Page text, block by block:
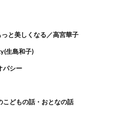
と美しくなる／高宮華子
生島和子)
パシー
こどもの話・おとなの話